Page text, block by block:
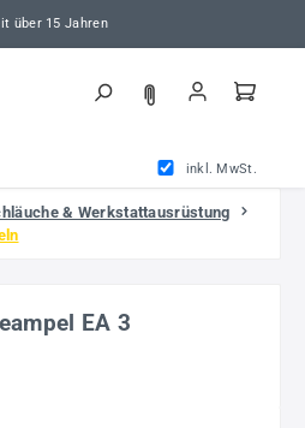
über 15 Jahren
inkl. MwSt.
& Werkstattausrüstung
EA 3